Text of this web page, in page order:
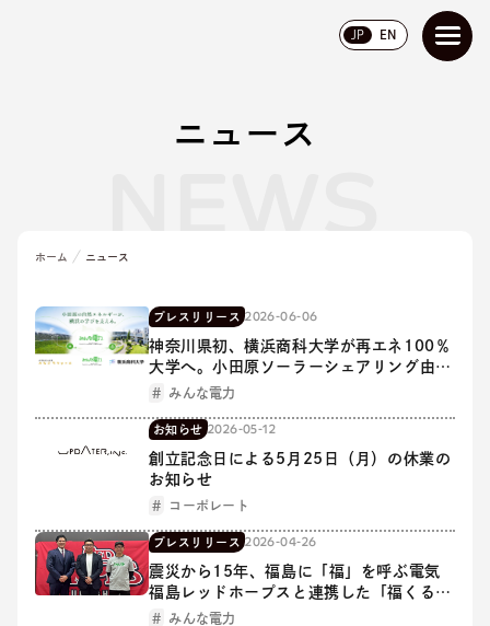
JP EN
ニュース
ホーム ニュース
プレスリリース 2026-06-06
神奈川県初、横浜商科大学が再エネ100％
大学へ。小田原ソーラーシェアリング由来
電力をPPAで全キャンパスに供給
みんな電力
お知らせ 2026-05-12
創立記念日による5月25日（月）の休業の
お知らせ
コーポレート
プレスリリース 2026-04-26
震災から15年、福島に「福」を呼ぶ電気
福島レッドホープスと連携した「福くる電
気」始動
みんな電力